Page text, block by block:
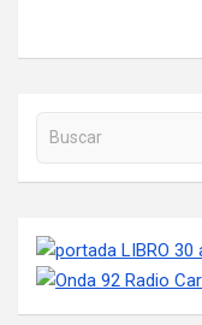
Buscar en la web